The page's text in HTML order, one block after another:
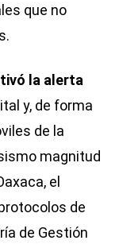
que no
la alerta
y, de forma
de la
magnitud
el
de
de Gestión